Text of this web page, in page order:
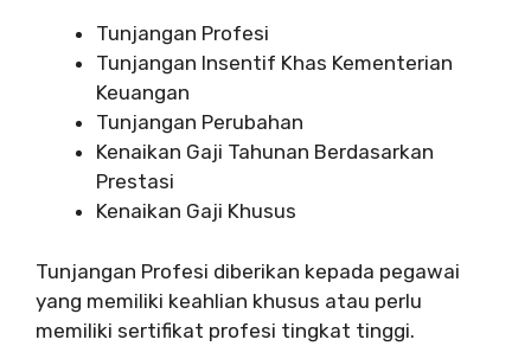
Tunjangan Profesi
Tunjangan Insentif Khas Kementerian
Keuangan
Tunjangan Perubahan
Kenaikan Gaji Tahunan Berdasarkan
Prestasi
Kenaikan Gaji Khusus
Tunjangan Profesi diberikan kepada pegawai
yang memiliki keahlian khusus atau perlu
memiliki sertifikat profesi tingkat tinggi.